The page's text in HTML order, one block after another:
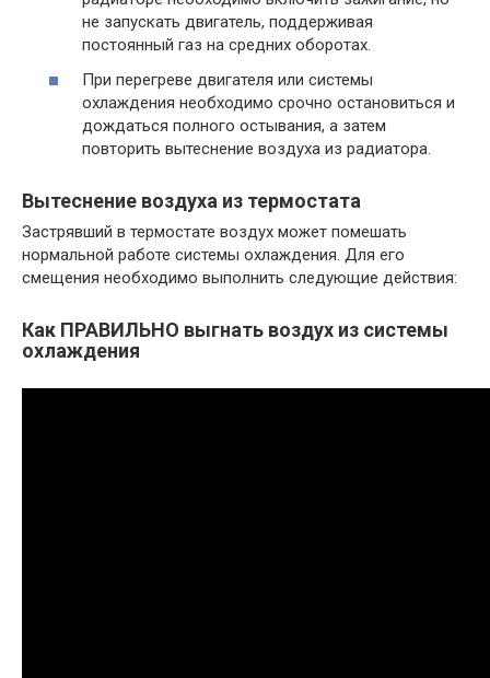
не запускать двигатель, поддерживая
постоянный газ на средних оборотах.
При перегреве двигателя или системы
охлаждения необходимо срочно остановиться и
дождаться полного остывания, а затем
повторить вытеснение воздуха из радиатора.
Вытеснение воздуха из термостата
Застрявший в термостате воздух может помешать
нормальной работе системы охлаждения. Для его
смещения необходимо выполнить следующие действия:
Как ПРАВИЛЬНО выгнать воздух из системы
охлаждения